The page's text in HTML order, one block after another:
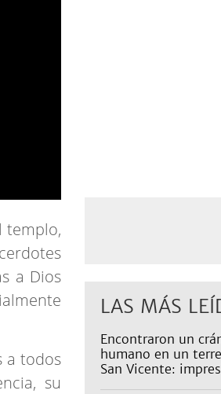
templo,
a Dios
a todos
su
LAS MÁS
Encontraron un
humano en un
San Vicente: